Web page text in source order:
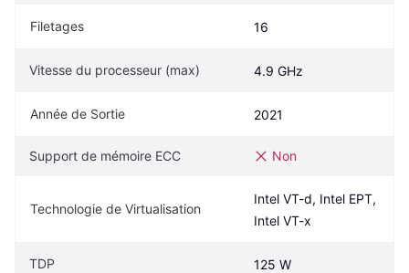
Filetages 16
Vitesse du processeur (max) 4.9 GHz
Année de Sortie 2021
Support de mémoire ECC Non
Technologie de Virtualisation
Intel VT-d, Intel EPT,
Intel VT-x
TDP 125 W